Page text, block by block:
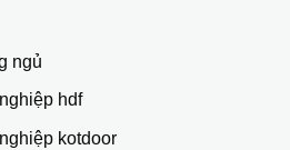
ngủ
hdf
kotdoor